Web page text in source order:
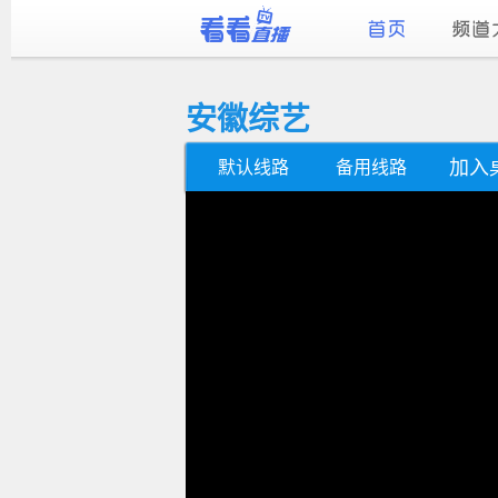
安徽综艺
默认线路 备用线路 加入